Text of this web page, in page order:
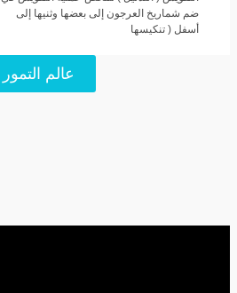
ضم شماريخ العرجون إلى بعضها وثنيها إلى
أسفل ( تنكيسها
عالم التمور